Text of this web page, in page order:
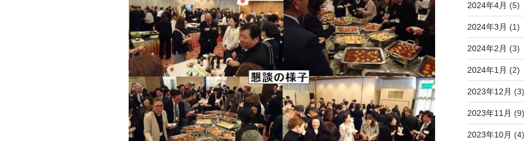
2024年4月 (5)
2024年3月 (1)
2024年2月 (3)
2024年1月 (2)
2023年12月 (3)
2023年11月 (9)
2023年10月 (4)